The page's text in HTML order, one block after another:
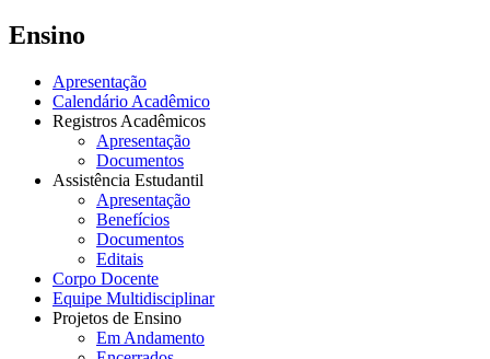
Ensino
Apresentação
Calendário Acadêmico
Registros Acadêmicos
Apresentação
Documentos
Assistência Estudantil
Apresentação
Benefícios
Documentos
Editais
Corpo Docente
Equipe Multidisciplinar
Projetos de Ensino
Em Andamento